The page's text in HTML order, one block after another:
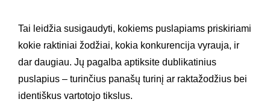
Tai leidžia susigaudyti, kokiems puslapiams priskiriami
kokie raktiniai žodžiai, kokia konkurencija vyrauja, ir
dar daugiau. Jų pagalba aptiksite dublikatinius
puslapius – turinčius panašų turinį ar raktažodžius bei
identiškus vartotojo tikslus.